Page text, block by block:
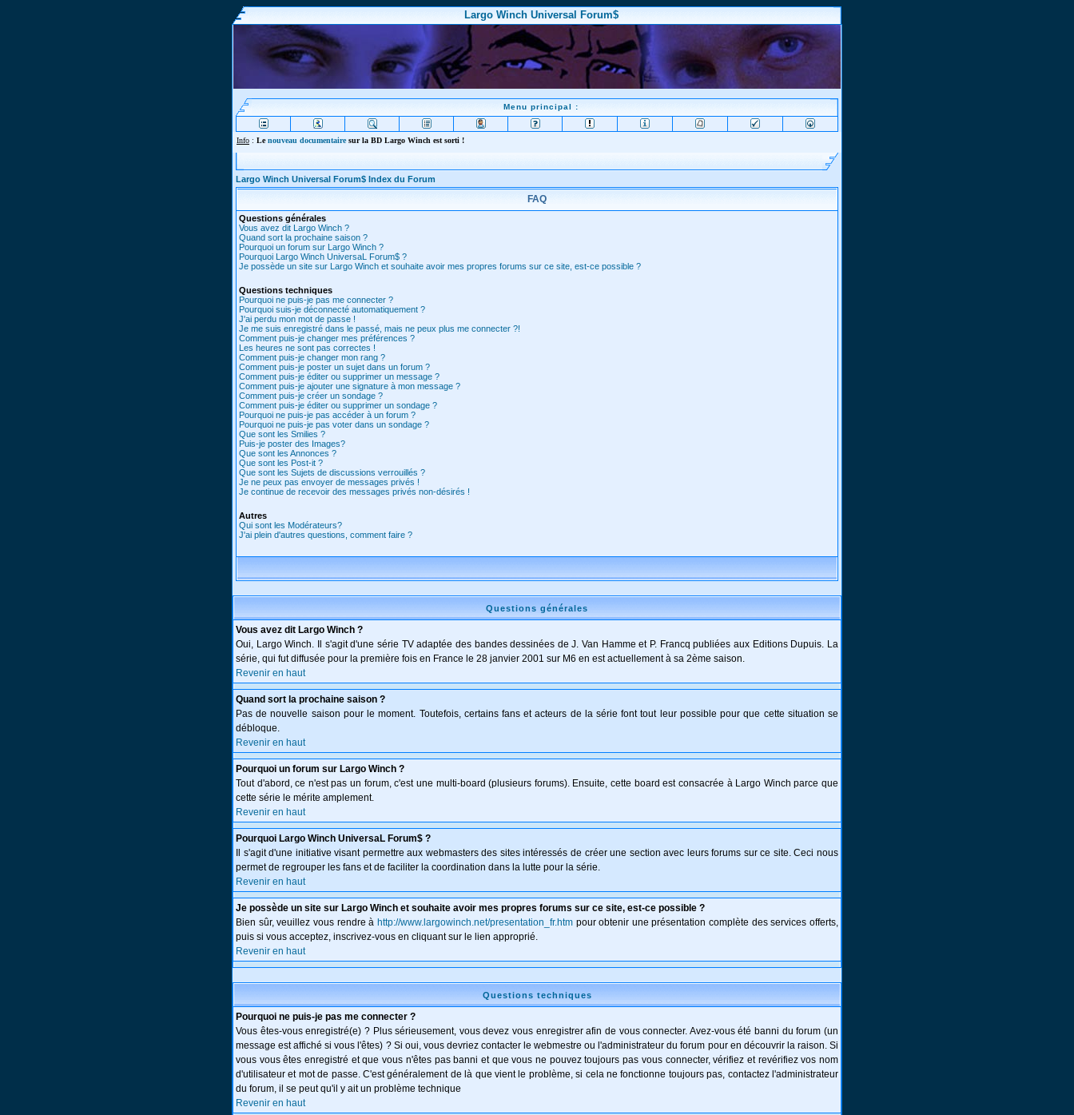
Largo Winch Universal Forum$
Menu principal :
Info : Lenouveau documentairesur la BD Largo Winch est sorti !
Largo Winch Universal Forum$ Index du Forum
FAQ
Questions générales
Vous avez dit Largo Winch ?
Quand sort la prochaine saison ?
Pourquoi un forum sur Largo Winch ?
Pourquoi Largo Winch UniversaL Forum$ ?
Je possède un site sur Largo Winch et souhaite avoir mes propres forums sur ce site, est-ce possible ?
Questions techniques
Pourquoi ne puis-je pas me connecter ?
Pourquoi suis-je déconnecté automatiquement ?
J'ai perdu mon mot de passe !
Je me suis enregistré dans le passé, mais ne peux plus me connecter ?!
Comment puis-je changer mes préférences ?
Les heures ne sont pas correctes !
Comment puis-je changer mon rang ?
Comment puis-je poster un sujet dans un forum ?
Comment puis-je éditer ou supprimer un message ?
Comment puis-je ajouter une signature à mon message ?
Comment puis-je créer un sondage ?
Comment puis-je éditer ou supprimer un sondage ?
Pourquoi ne puis-je pas accéder à un forum ?
Pourquoi ne puis-je pas voter dans un sondage ?
Que sont les Smilies ?
Puis-je poster des Images?
Que sont les Annonces ?
Que sont les Post-it ?
Que sont les Sujets de discussions verrouillés ?
Je ne peux pas envoyer de messages privés !
Je continue de recevoir des messages privés non-désirés !
Autres
Qui sont les Modérateurs?
J'ai plein d'autres questions, comment faire ?
Questions générales
Vous avez dit Largo Winch ?
Oui, Largo Winch. Il s'agit d'une série TV adaptée des bandes dessinées de J. Van Hamme et P. Francq publiées aux Editions Dupuis. La
série, qui fut diffusée pour la première fois en France le 28 janvier 2001 sur M6 en est actuellement à sa 2ème saison.
Revenir en haut
Quand sort la prochaine saison ?
Pas de nouvelle saison pour le moment. Toutefois, certains fans et acteurs de la série font tout leur possible pour que cette situation se
débloque.
Revenir en haut
Pourquoi un forum sur Largo Winch ?
Tout d'abord, ce n'est pas un forum, c'est une multi-board (plusieurs forums). Ensuite, cette board est consacrée à Largo Winch parce que
cette série le mérite amplement.
Revenir en haut
Pourquoi Largo Winch UniversaL Forum$ ?
Il s'agit d'une initiative visant permettre aux webmasters des sites intéressés de créer une section avec leurs forums sur ce site. Ceci nous
permet de regrouper les fans et de faciliter la coordination dans la lutte pour la série.
Revenir en haut
Je possède un site sur Largo Winch et souhaite avoir mes propres forums sur ce site, est-ce possible ?
Bien sûr, veuillez vous rendre à http://www.largowinch.net/presentation_fr.htmpour obtenir une présentation complète des services offerts,
puis si vous acceptez, inscrivez-vous en cliquant sur le lien approprié.
Revenir en haut
Questions techniques
Pourquoi ne puis-je pas me connecter ?
Vous êtes-vous enregistré(e) ? Plus sérieusement, vous devez vous enregistrer afin de vous connecter. Avez-vous été banni du forum (un
message est affiché si vous l'êtes) ? Si oui, vous devriez contacter le webmestre ou l'administrateur du forum pour en découvrir la raison. Si
vous vous êtes enregistré et que vous n'êtes pas banni et que vous ne pouvez toujours pas vous connecter, vérifiez et revérifiez vos nom
d'utilisateur et mot de passe. C'est généralement de là que vient le problème, si cela ne fonctionne toujours pas, contactez l'administrateur
du forum, il se peut qu'il y ait un problème technique
Revenir en haut